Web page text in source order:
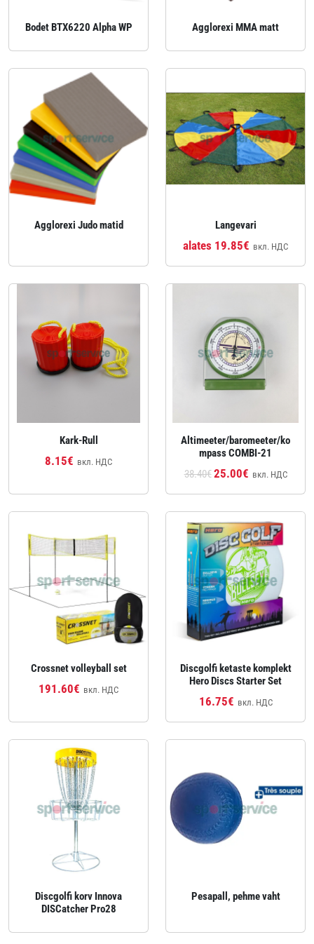
Bodet BTX6220 Alpha WP Agglorexi MMA matt
Agglorexi Judo matid Langevari
alates 19.85€ вкл. НДС
Kark-Rull
8.15€ вкл. НДС
Altimeeter/baromeeter/ko
mpass COMBI-21
38.40€25.00€ вкл. НДС
Crossnet volleyball set
191.60€ вкл. НДС
Discgolfi ketaste komplekt
Hero Discs Starter Set
16.75€ вкл. НДС
Discgolfi korv Innova
DISCatcher Pro28
Pesapall, pehme vaht